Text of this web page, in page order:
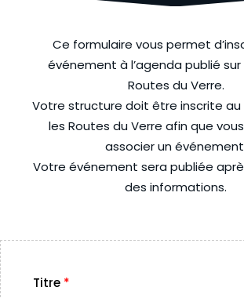
Ce formulaire vous permet
événement à l’agenda publié
Routes du Verre.
Votre structure doit être inscrite au
les Routes du Verre afin que
associer un
Votre événement sera publiée
des informations.
Titre *